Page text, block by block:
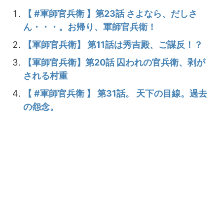
【 #軍師官兵衛 】第23話 さよなら、だしさ
ん・・・。お帰り、軍師官兵衛！
【軍師官兵衛】 第11話は秀吉殿、ご謀反！？
【軍師官兵衛】第20話 囚われの官兵衛、剥が
される村重
【 #軍師官兵衛 】 第31話。 天下の目線。過去
の怨念。